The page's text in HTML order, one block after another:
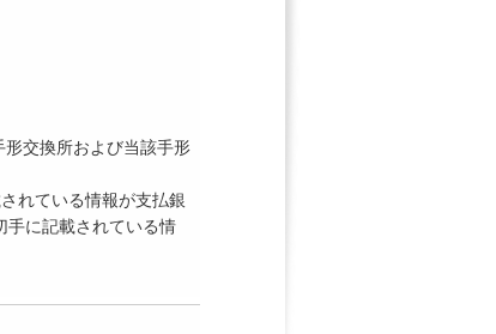
交換所および当該手形
れている情報が支払銀
手に記載されている情